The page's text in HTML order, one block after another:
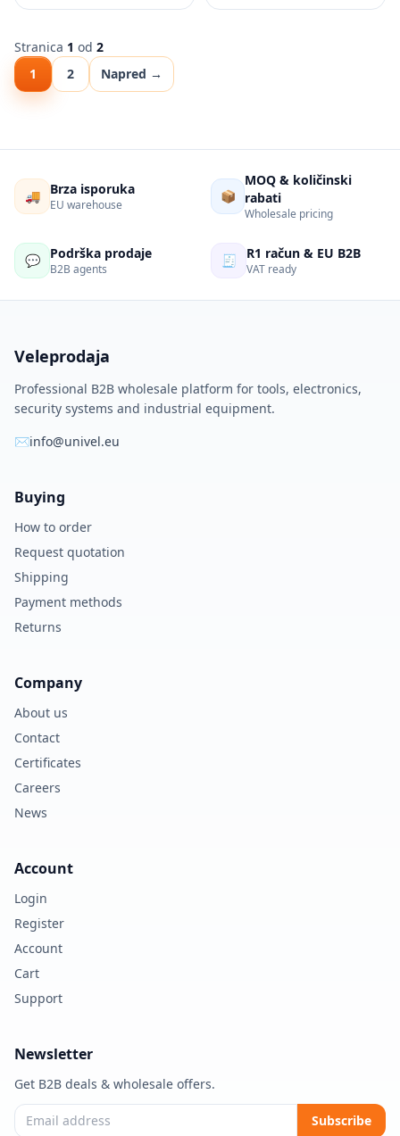
Stranica 1 od 2
1
2 Napred →
🚚 Brza isporuka
EU warehouse
📦
MOQ & količinski
rabati
Wholesale pricing
💬 Podrška prodaje
B2B agents
🧾 R1 račun & EU B2B
VAT ready
Veleprodaja
Professional B2B wholesale platform for tools, electronics,
security systems and industrial equipment.
✉info@univel.eu
Buying
How to order
Request quotation
Shipping
Payment methods
Returns
Company
About us
Contact
Certificates
Careers
News
Account
Login
Register
Account
Cart
Support
Newsletter
Get B2B deals & wholesale offers.
Subscribe